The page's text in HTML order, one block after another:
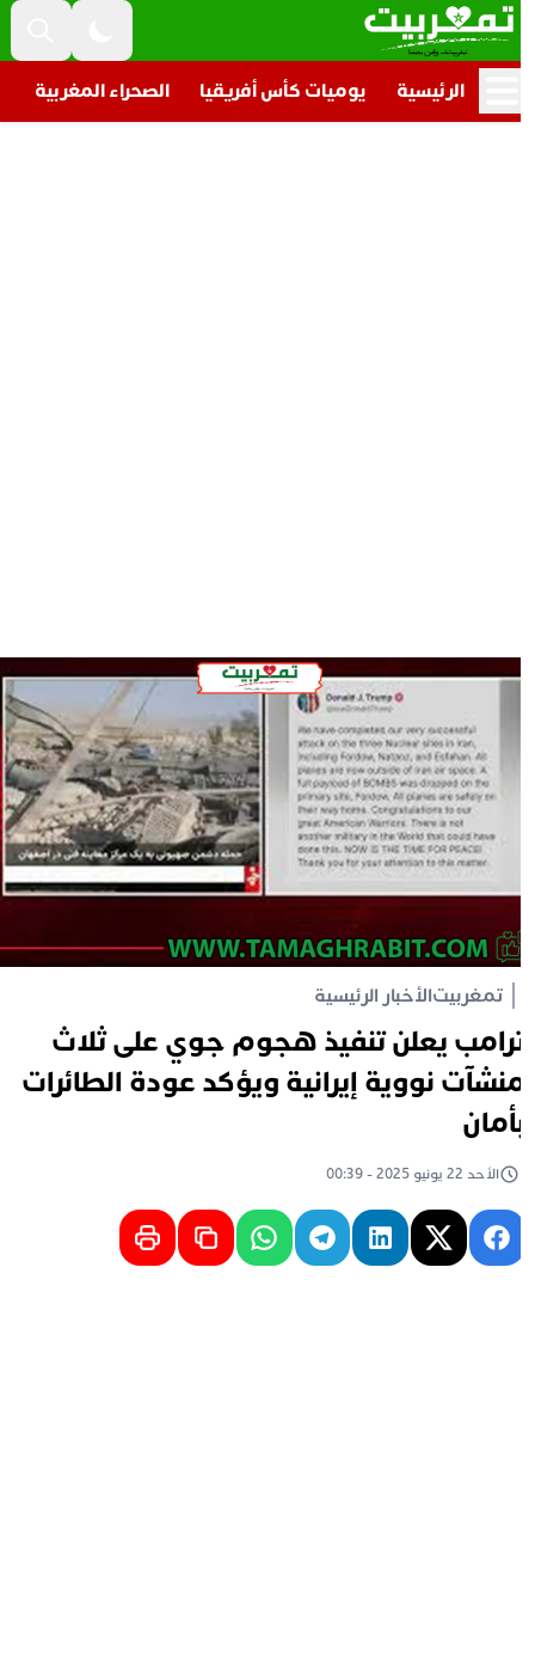
الرئيسية يوميات كأس أفريقيا الصحراء المغربية
تمغربيتالأخبار الرئيسية
يعلن تنفيذ هجوم جوي على ثلاث
نووية إيرانية ويؤكد عودة الطائرات
الأحد 22 يونيو 2025 - 00:39